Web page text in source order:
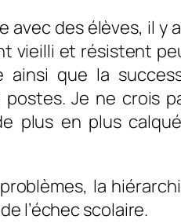
avec des élèves, il
vieilli et résistent
ainsi que la
Je ne crois
plus en plus
la
la